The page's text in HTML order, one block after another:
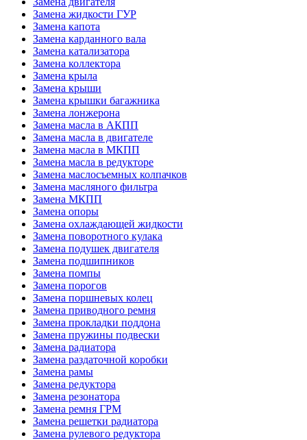
Замена жидкости ГУР
Замена капота
Замена карданного вала
Замена катализатора
Замена коллектора
Замена крыла
Замена крыши
Замена крышки багажника
Замена лонжерона
Замена масла в АКПП
Замена масла в двигателе
Замена масла в МКПП
Замена масла в редукторе
Замена маслосъемных колпачков
Замена масляного фильтра
Замена МКПП
Замена опоры
Замена охлаждающей жидкости
Замена поворотного кулака
Замена подушек двигателя
Замена подшипников
Замена помпы
Замена порогов
Замена поршневых колец
Замена приводного ремня
Замена прокладки поддона
Замена пружины подвески
Замена радиатора
Замена раздаточной коробки
Замена рамы
Замена редуктора
Замена резонатора
Замена ремня ГРМ
Замена решетки радиатора
Замена рулевого редуктора